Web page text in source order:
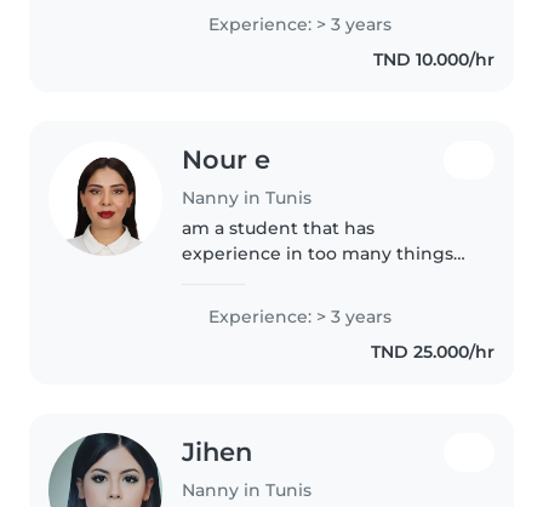
certificat en premiers secours,
ainsi qu'une expérience
significative dans le domaine du
Experience: > 3 years
TND 10.000/hr
Nour e
Nanny in Tunis
am a student that has
experience in too many things
and had the opportunity to
teach them knowledge and
activities during the summer
Experience: > 3 years
TND 25.000/hr
Jihen
Nanny in Tunis